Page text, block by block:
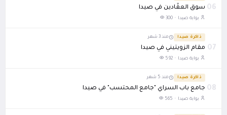
06 سوق العقَّادين في صيدا
بوابة صيدا · 300
07
ذاكرة صيدا منذ 3 شهر
مقام الزويتيني في صيدا
بوابة صيدا · 592
08
ذاكرة صيدا منذ 5 شهر
جامع باب السراي "جامع المحتسب" في صيدا
بوابة صيدا · 565